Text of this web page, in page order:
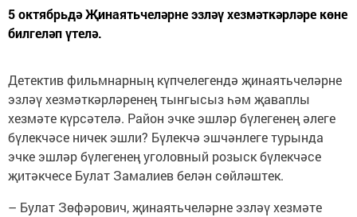
5 октябрьдә Җинаятьчеләрне эзләү хезмәткәрләре көне
билгеләп үтелә.
Детектив фильмнарның күпчелегендә җинаятьчеләрне
эзләү хезмәткәрләренең тынгысыз һәм җаваплы
хезмәте күрсәтелә. Район эчке эшләр бүлегенең әлеге
бүлекчәсе ничек эшли? Бүлекчә эшчәнлеге турында
эчке эшләр бүлегенең уголовный розыск бүлекчәсе
җитәкчесе Булат Замалиев белән сөйләштек.
– Булат Зөфәрович, җинаятьчеләрне эзләү хезмәте